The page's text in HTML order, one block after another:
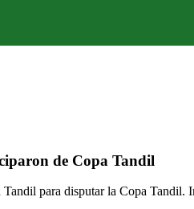
de Copa Tandil
para disputar la Copa